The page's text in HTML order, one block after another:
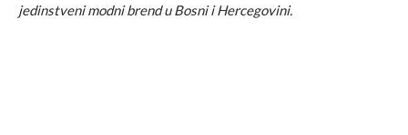
jedinstveni modni brend u Bosni i Hercegovini.